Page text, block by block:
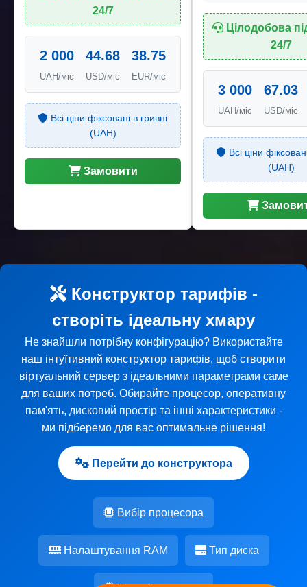
24/7
2 000
UAH/міс
44.68
USD/міс
38.75
EUR/міс
Всі ціни фіксовані в гривні
(UAH)
Замовити
Цілодобова
24/7
3 000
UAH/міс
67.03
USD/міс
Всі ціни
(UAH)
Конструктор тарифів -
створіть ідеальну хмару
Не знайшли потрібну конфігурацію? Використайте
наш інтуїтивний конструктор тарифів, щоб створити
віртуальний сервер з ідеальними параметрами саме
для ваших потреб. Обирайте процесор, оперативну
пам'ять, дисковий простір та інші характеристики -
ми підберемо для вас оптимальне рішення!
Перейти до конструктора
Вибір процесора
Налаштування RAM Тип диска